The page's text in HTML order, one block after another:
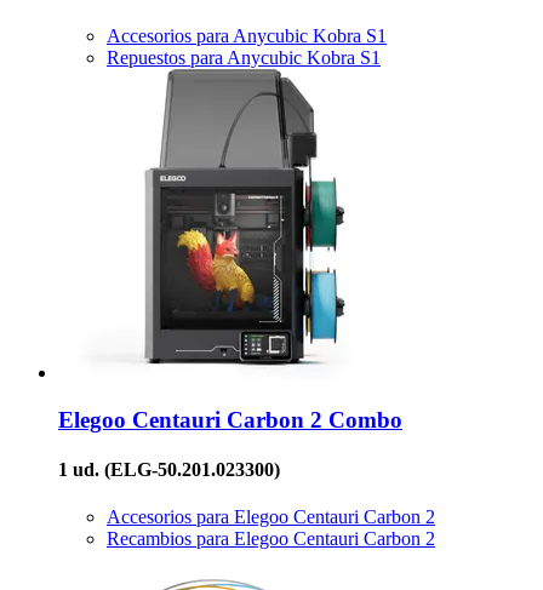
Accesorios para Anycubic Kobra S1
Repuestos para Anycubic Kobra S1
Elegoo Centauri Carbon 2 Combo
1 ud. (ELG-50.201.023300)
Accesorios para Elegoo Centauri Carbon 2
Recambios para Elegoo Centauri Carbon 2